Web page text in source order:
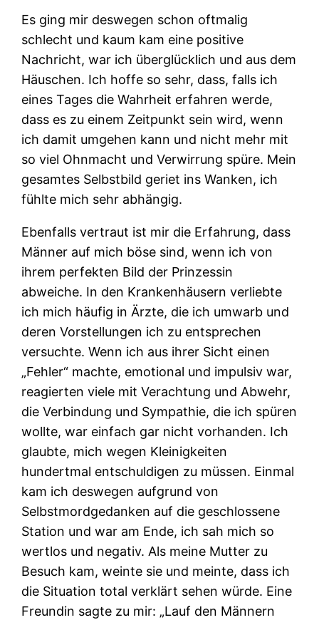
Es ging mir deswegen schon oftmalig
schlecht und kaum kam eine positive
Nachricht, war ich überglücklich und aus dem
Häuschen. Ich hoffe so sehr, dass, falls ich
eines Tages die Wahrheit erfahren werde,
dass es zu einem Zeitpunkt sein wird, wenn
ich damit umgehen kann und nicht mehr mit
so viel Ohnmacht und Verwirrung spüre. Mein
gesamtes Selbstbild geriet ins Wanken, ich
fühlte mich sehr abhängig.
Ebenfalls vertraut ist mir die Erfahrung, dass
Männer auf mich böse sind, wenn ich von
ihrem perfekten Bild der Prinzessin
abweiche. In den Krankenhäusern verliebte
ich mich häufig in Ärzte, die ich umwarb und
deren Vorstellungen ich zu entsprechen
versuchte. Wenn ich aus ihrer Sicht einen
„Fehler“ machte, emotional und impulsiv war,
reagierten viele mit Verachtung und Abwehr,
die Verbindung und Sympathie, die ich spüren
wollte, war einfach gar nicht vorhanden. Ich
glaubte, mich wegen Kleinigkeiten
hundertmal entschuldigen zu müssen. Einmal
kam ich deswegen aufgrund von
Selbstmordgedanken auf die geschlossene
Station und war am Ende, ich sah mich so
wertlos und negativ. Als meine Mutter zu
Besuch kam, weinte sie und meinte, dass ich
die Situation total verklärt sehen würde. Eine
Freundin sagte zu mir: „Lauf den Männern